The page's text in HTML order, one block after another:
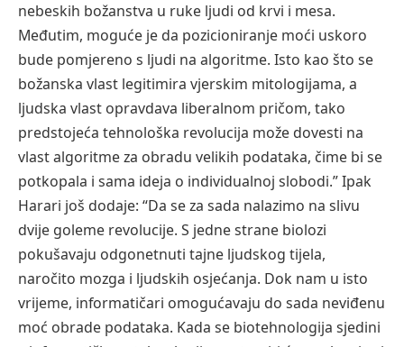
nebeskih božanstva u ruke ljudi od krvi i mesa.
Međutim, moguće je da pozicioniranje moći uskoro
bude pomjereno s ljudi na algoritme. Isto kao što se
božanska vlast legitimira vjerskim mitologijama, a
ljudska vlast opravdava liberalnom pričom, tako
predstojeća tehnološka revolucija može dovesti na
vlast algoritme za obradu velikih podataka, čime bi se
potkopala i sama ideja o individualnoj slobodi.” Ipak
Harari još dodaje: “Da se za sada nalazimo na slivu
dvije goleme revolucije. S jedne strane biolozi
pokušavaju odgonetnuti tajne ljudskog tijela,
naročito mozga i ljudskih osjećanja. Dok nam u isto
vrijeme, informatičari omogućavaju do sada neviđenu
moć obrade podataka. Kada se biotehnologija sjedini